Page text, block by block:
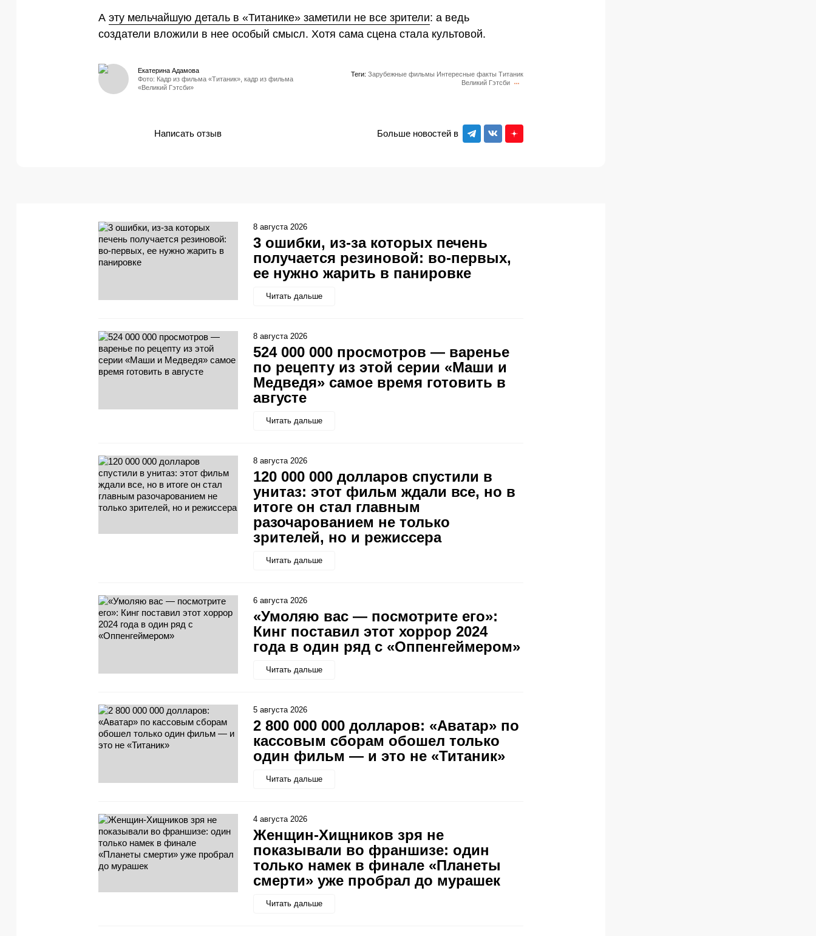
А эту мельчайшую деталь в «Титанике» заметили не все зрители: а ведь
создатели вложили в нее особый смысл. Хотя сама сцена стала культовой.
Фото: Кадр из фильма «Титаник», кадр из фильма
«Великий Гэтсби»
Екатерина Адамова
Теги: Зарубежные фильмы Интересные факты Титаник
Великий Гэтсби
Больше новостей в
Написать отзыв
3 ошибки, из-за которых печень
получается резиновой: во-первых,
ее нужно жарить в панировке
Читать дальше
8 августа 2026
524 000 000 просмотров — варенье
по рецепту из этой серии «Маши и
Медведя» самое время готовить в
августе
Читать дальше
8 августа 2026
120 000 000 долларов спустили в
унитаз: этот фильм ждали все, но в
итоге он стал главным
разочарованием не только
зрителей, но и режиссера
Читать дальше
8 августа 2026
«Умоляю вас — посмотрите его»:
Кинг поставил этот хоррор 2024
года в один ряд с «Оппенгеймером»
Читать дальше
6 августа 2026
2 800 000 000 долларов: «Аватар» по
кассовым сборам обошел только
один фильм — и это не «Титаник»
Читать дальше
5 августа 2026
Женщин-Хищников зря не
показывали во франшизе: один
только намек в финале «Планеты
смерти» уже пробрал до мурашек
Читать дальше
4 августа 2026